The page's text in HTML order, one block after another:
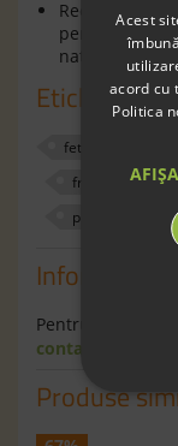
pentru ca
natural.
Etichete
fete
froddo
primii pasi
Informaţii
Pentru informaţii
contact
Produse
Acest
acord cu
Politica